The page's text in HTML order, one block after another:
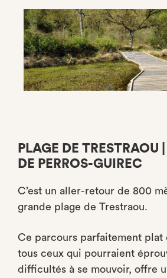
PLAGE DE
DE PERROS-GUIREC
C’est un aller-retour de 800
grande plage de Trestraou.
Ce parcours parfaitement plat
tous ceux qui pourraient
difficultés à se mouvoir, offre